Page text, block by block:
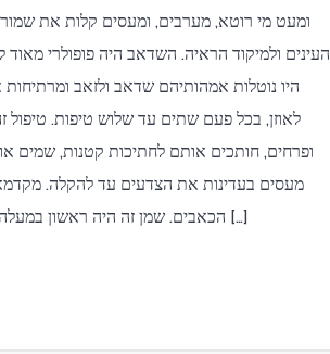
ומעט מי רוטא, מערבים, ומעסים קלות את
העינים ולמיקוד הראיה. השדאב היה פופולרי מאוד
היו נוטלות אמהותיהם שדאב ולזאב
לאוזן, בכל פעם שתים עד שלוש טיפות. טיפול
ופרחים, חותכים אותם לחתיכות קטנות, שמים
מעסים בעדינות את הצדעים עד להקלה.
הכאבים. שמן זה היה ראשון במעלה לטיפול בהתקררות. במקרים של הרעלות קיבה,מיגרנה ,בעיות איזון […]